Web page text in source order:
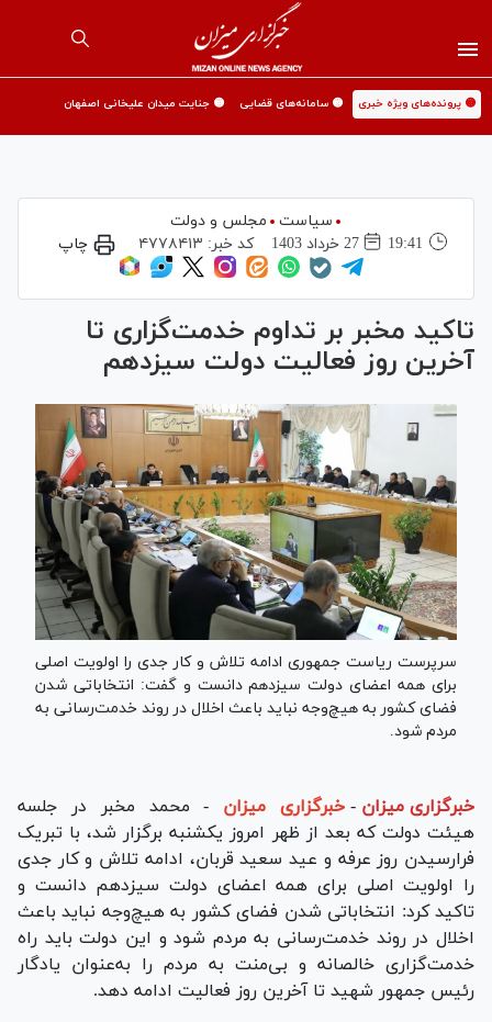
🟡 پرونده‌های ویژه خبری 🟡 سامانه‌های قضایی 🟡 جنایت میدان علیخانی اصفهان
سیاست
مجلس و دولت
19:41
27 خرداد 1403 کد خبر: ۴۷۷۸۴۱۳ چاپ
تاکید مخبر بر تداوم خدمت‌گزاری تا
آخرین روز فعالیت دولت سیزدهم
سرپرست ریاست جمهوری ادامه تلاش و کار جدی را اولویت اصلی
برای همه اعضای دولت سیزدهم دانست و گفت: انتخاباتی شدن
فضای کشور به هیچ‌وجه نباید باعث اخلال در روند خدمت‌رسانی به
مردم شود.
خبرگزاری میزان - خبرگزاری میزان - محمد مخبر در جلسه
هیئت دولت که بعد از ظهر امروز یکشنبه برگزار شد، با تبریک
فرارسیدن روز عرفه و عید سعید قربان، ادامه تلاش و کار جدی
را اولویت اصلی برای همه اعضای دولت سیزدهم دانست و
تاکید کرد: انتخاباتی شدن فضای کشور به هیچ‌وجه نباید باعث
اخلال در روند خدمت‌رسانی به مردم شود و این دولت باید راه
خدمت‌گزاری خالصانه و بی‌منت به مردم را به‌عنوان یادگار
رئیس جمهور شهید تا آخرین روز فعالیت ادامه دهد.